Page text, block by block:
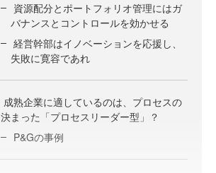
資源配分とポートフォリオ管理にはガ
バナンスとコントロールを効かせる
経営幹部はイノベーションを応援し、
失敗に寛容であれ
成熟企業に適しているのは、プロセスの
決まった「プロセスリーダー型」？
P&Gの事例